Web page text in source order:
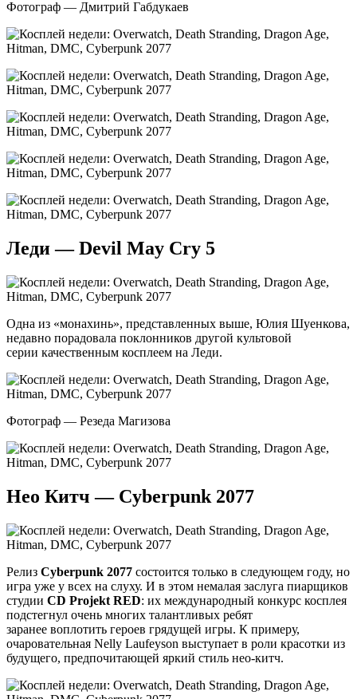
Фотограф — Дмитрий Габдукаев
Леди — Devil May Cry 5
Одна из «монахинь», представленных выше, Юлия Шуенкова,
недавно порадовала поклонников другой культовой
серии качественным косплеем на Леди.
Фотограф — Резеда Магизова
Нео Китч — Cyberpunk 2077
Релиз Cyberpunk 2077 состоится только в следующем году, но
игра уже у всех на слуху. И в этом немалая заслуга пиарщиков
студии CD Projekt RED: их международный конкурс косплея
подстегнул очень многих талантливых ребят
заранее воплотить героев грядущей игры. К примеру,
очаровательная Nelly Laufeyson выступает в роли красотки из
будущего, предпочитающей яркий стиль нео-китч.